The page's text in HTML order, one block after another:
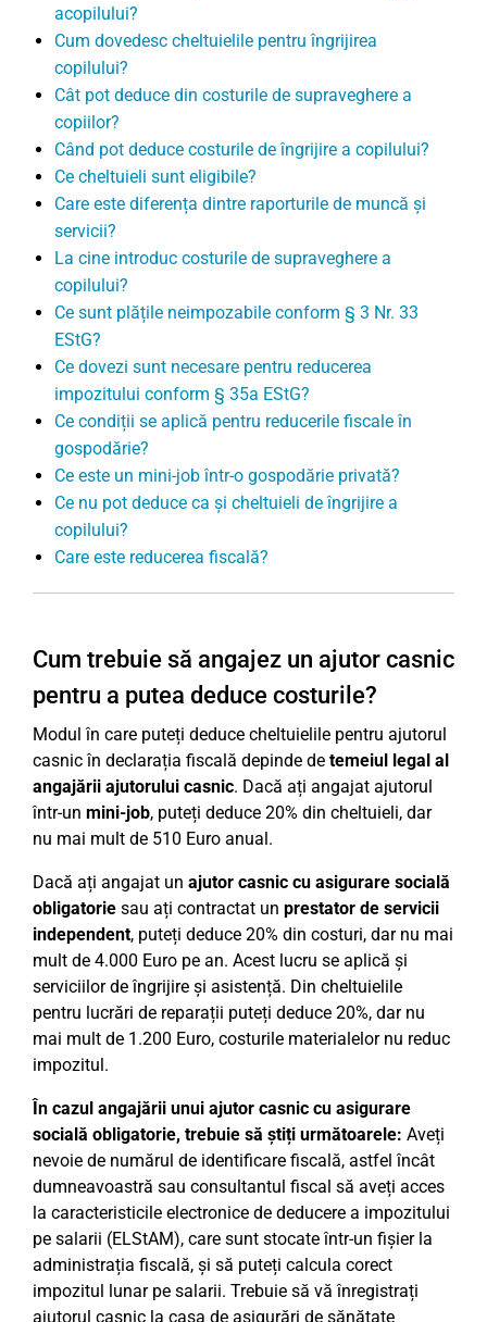
acopilului?
Cum dovedesc cheltuielile pentru îngrijirea
copilului?
Cât pot deduce din costurile de supraveghere a
copiilor?
Când pot deduce costurile de îngrijire a copilului?
Ce cheltuieli sunt eligibile?
Care este diferența dintre raporturile de muncă și
servicii?
La cine introduc costurile de supraveghere a
copilului?
Ce sunt plățile neimpozabile conform § 3 Nr. 33
EStG?
Ce dovezi sunt necesare pentru reducerea
impozitului conform § 35a EStG?
Ce condiții se aplică pentru reducerile fiscale în
gospodărie?
Ce este un mini-job într-o gospodărie privată?
Ce nu pot deduce ca și cheltuieli de îngrijire a
copilului?
Care este reducerea fiscală?
Cum trebuie să angajez un ajutor casnic
pentru a putea deduce costurile?
Modul în care puteți deduce cheltuielile pentru ajutorul
casnic în declarația fiscală depinde de temeiul legal al
angajării ajutorului casnic. Dacă ați angajat ajutorul
într-un mini-job, puteți deduce 20% din cheltuieli, dar
nu mai mult de 510 Euro anual.
Dacă ați angajat un ajutor casnic cu asigurare socială
obligatorie sau ați contractat un prestator de servicii
independent, puteți deduce 20% din costuri, dar nu mai
mult de 4.000 Euro pe an. Acest lucru se aplică și
serviciilor de îngrijire și asistență. Din cheltuielile
pentru lucrări de reparații puteți deduce 20%, dar nu
mai mult de 1.200 Euro, costurile materialelor nu reduc
impozitul.
În cazul angajării unui ajutor casnic cu asigurare
socială obligatorie, trebuie să știți următoarele: Aveți
nevoie de numărul de identificare fiscală, astfel încât
dumneavoastră sau consultantul fiscal să aveți acces
la caracteristicile electronice de deducere a impozitului
pe salarii (ELStAM), care sunt stocate într-un fișier la
administrația fiscală, și să puteți calcula corect
impozitul lunar pe salarii. Trebuie să vă înregistrați
ajutorul casnic la casa de asigurări de sănătate